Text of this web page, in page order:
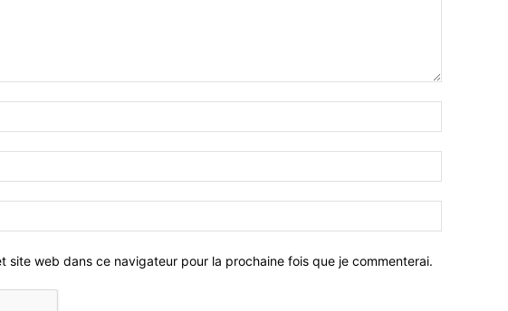
site web dans ce navigateur pour la prochaine fois que je commenterai.